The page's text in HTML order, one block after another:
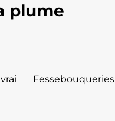
plume
Fessebouqueries